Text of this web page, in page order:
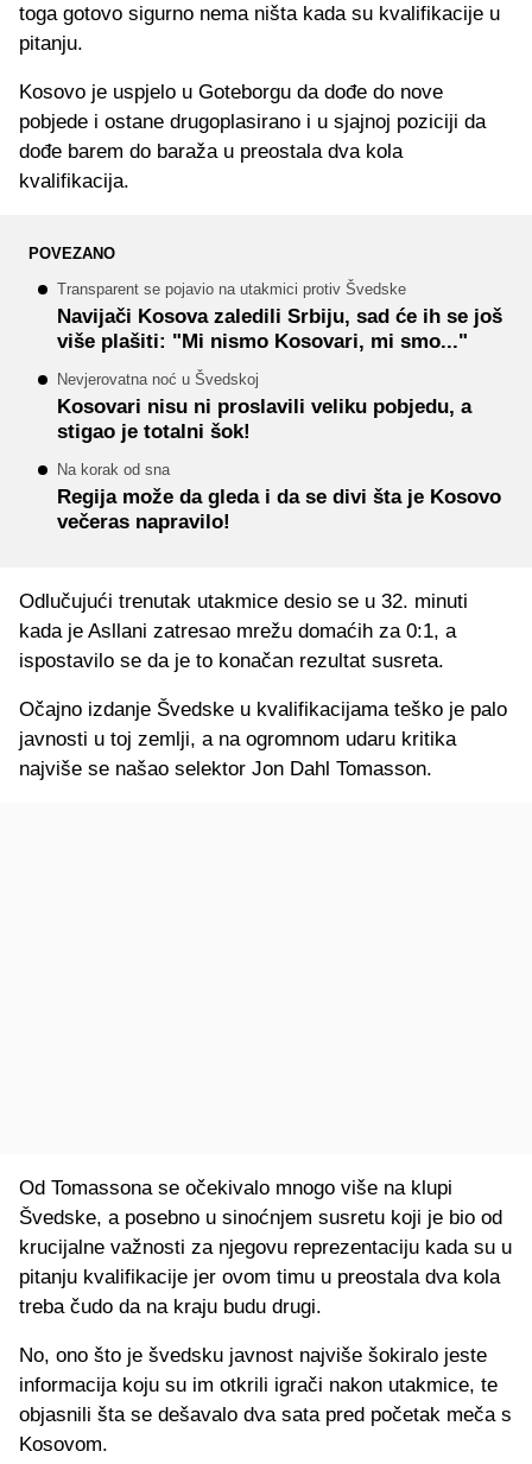
toga gotovo sigurno nema ništa kada su kvalifikacije u
pitanju.
Kosovo je uspjelo u Goteborgu da dođe do nove
pobjede i ostane drugoplasirano i u sjajnoj poziciji da
dođe barem do baraža u preostala dva kola
kvalifikacija.
POVEZANO
Transparent se pojavio na utakmici protiv Švedske
Navijači Kosova zaledili Srbiju, sad će ih se još
više plašiti: "Mi nismo Kosovari, mi smo..."
Nevjerovatna noć u Švedskoj
Kosovari nisu ni proslavili veliku pobjedu, a
stigao je totalni šok!
Na korak od sna
Regija može da gleda i da se divi šta je Kosovo
večeras napravilo!
Odlučujući trenutak utakmice desio se u 32. minuti
kada je Asllani zatresao mrežu domaćih za 0:1, a
ispostavilo se da je to konačan rezultat susreta.
Očajno izdanje Švedske u kvalifikacijama teško je palo
javnosti u toj zemlji, a na ogromnom udaru kritika
najviše se našao selektor Jon Dahl Tomasson.
Od Tomassona se očekivalo mnogo više na klupi
Švedske, a posebno u sinoćnjem susretu koji je bio od
krucijalne važnosti za njegovu reprezentaciju kada su u
pitanju kvalifikacije jer ovom timu u preostala dva kola
treba čudo da na kraju budu drugi.
No, ono što je švedsku javnost najviše šokiralo jeste
informacija koju su im otkrili igrači nakon utakmice, te
objasnili šta se dešavalo dva sata pred početak meča s
Kosovom.